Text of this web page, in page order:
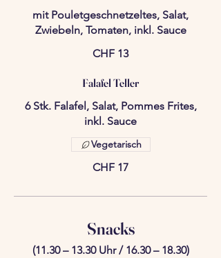
mit Pouletgeschnetzeltes, Salat,
Zwiebeln, Tomaten, inkl. Sauce
CHF 13
Falafel Teller
6 Stk. Falafel, Salat, Pommes Frites,
inkl. Sauce
CHF 17
Vegetarisch
Snacks
(11.30 – 13.30 Uhr / 16.30 – 18.30)